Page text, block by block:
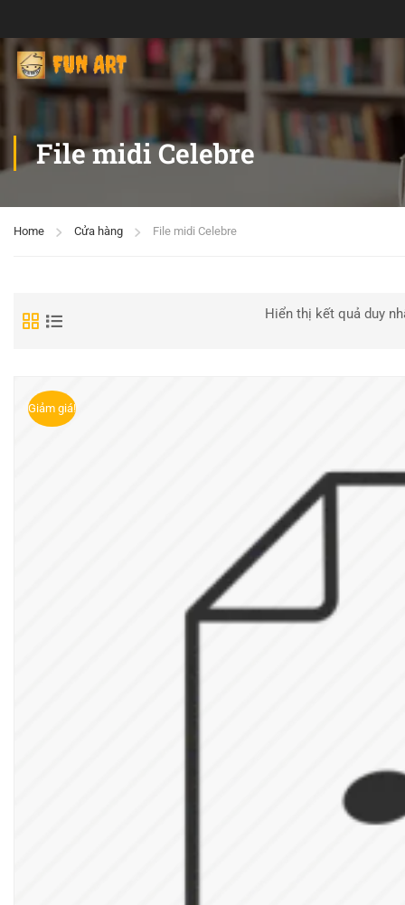
File midi Celebre
Home Cửa hàng File midi Celebre
Hiển thị kết quả duy
Giảm giá!